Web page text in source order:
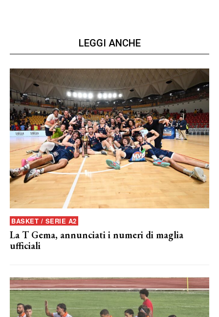
LEGGI ANCHE
BASKET / SERIE A2
La T Gema, annunciati i numeri di maglia
ufficiali